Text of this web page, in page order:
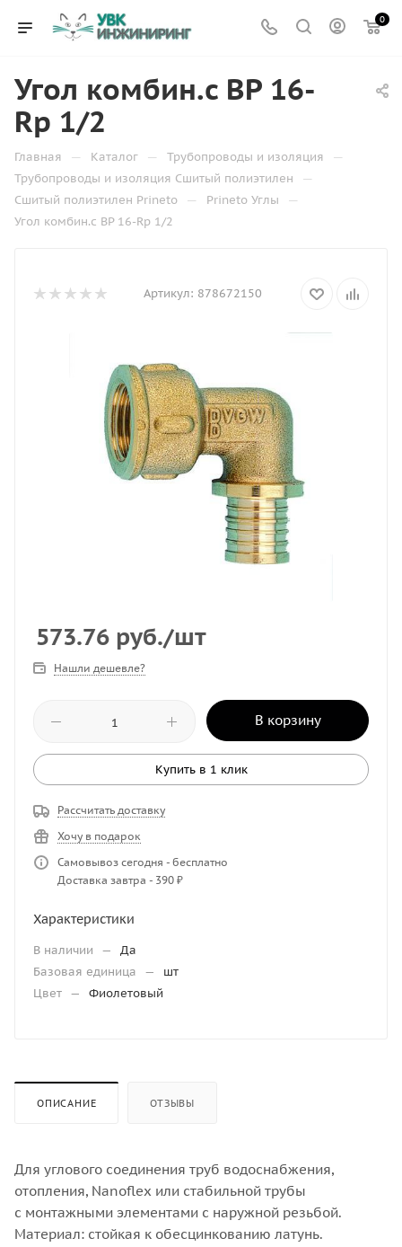
0
Угол комбин.с ВР 16-
Rp 1/2
Главная — Каталог — Трубопроводы и изоляция —
Трубопроводы и изоляция Сшитый полиэтилен —
Сшитый полиэтилен Prineto — Prineto Углы —
Угол комбин.с ВР 16-Rp 1/2
Артикул: 878672150
573.76 руб./шт
Нашли дешевле?
В корзину
Купить в 1 клик
Рассчитать доставку
Хочу в подарок
Самовывоз сегодня - бесплатно
Доставка завтра - 390 ₽
Характеристики
В наличии —
Да
Базовая единица
—
шт
Цвет — Фиолетовый
ОПИСАНИЕ ОТЗЫВЫ
Для углового соединения труб водоснабжения,
отопления, Nanoflex или стабильной трубы
с монтажными элементами с наружной резьбой.
Материал: стойкая к обесцинкованию латунь.